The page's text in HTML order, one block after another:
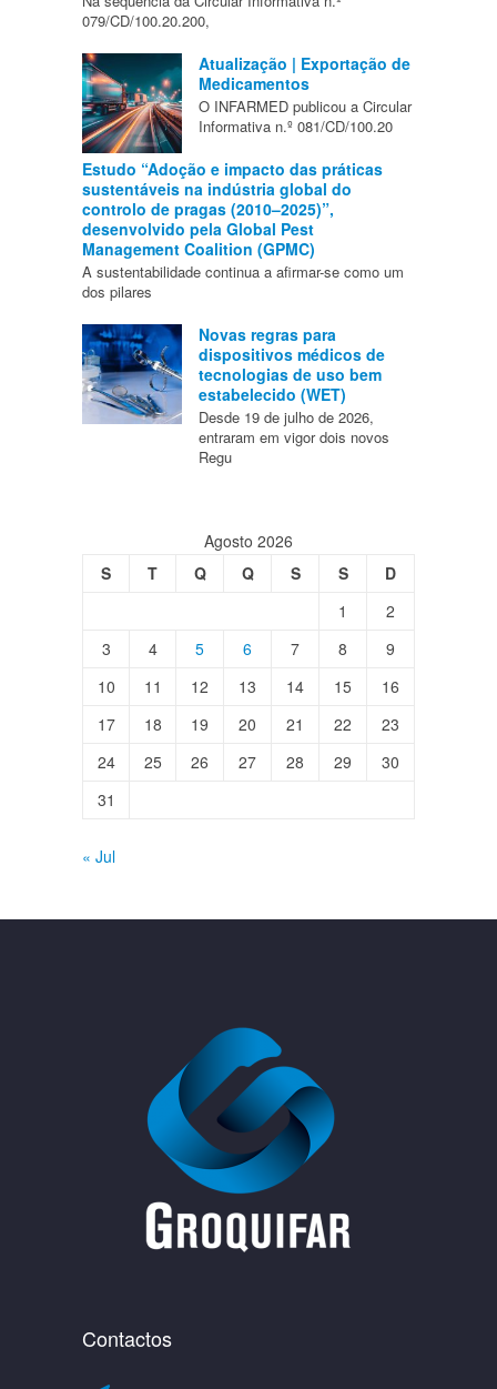
079/CD/100.20.200,
Atualização | Exportação de
Medicamentos
O INFARMED publicou a Circular
Informativa n.º 081/CD/100.20
Estudo “Adoção e impacto das práticas
sustentáveis na indústria global do
controlo de pragas (2010–2025)”,
desenvolvido pela Global Pest
Management Coalition (GPMC)
A sustentabilidade continua a afirmar-se como um
dos pilares
Novas regras para
dispositivos médicos de
tecnologias de uso bem
estabelecido (WET)
Desde 19 de julho de 2026,
entraram em vigor dois novos
Regu
Agosto 2026
S
T Q Q S S
D
1
2
3
4 5 6 7 8
9
10
11 12 13 14 15
16
17
18 19 20 21 22
23
24
25 26 27 28 29
30
31
« Jul
Contactos